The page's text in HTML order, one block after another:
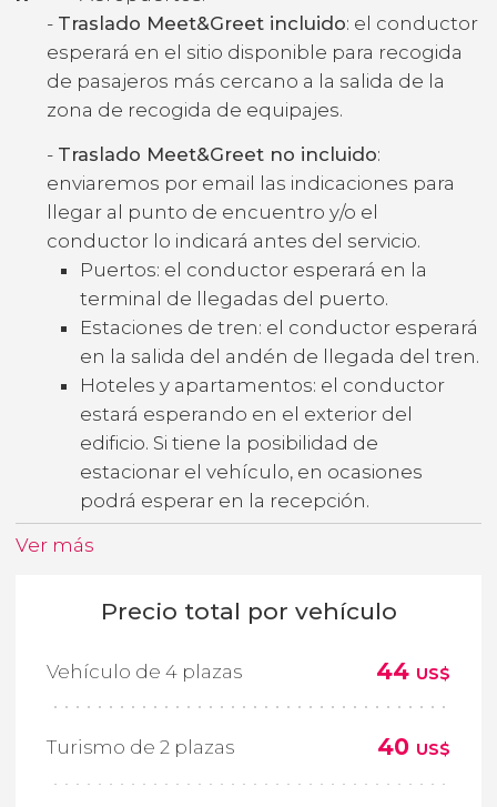
- Traslado Meet&Greet incluido: el conductor
esperará en el sitio disponible para recogida
de pasajeros más cercano a la salida de la
zona de recogida de equipajes.
- Traslado Meet&Greet no incluido:
enviaremos por email las indicaciones para
llegar al punto de encuentro y/o el
conductor lo indicará antes del servicio.
Puertos: el conductor esperará en la
terminal de llegadas del puerto.
Estaciones de tren: el conductor esperará
en la salida del andén de llegada del tren.
Hoteles y apartamentos: el conductor
estará esperando en el exterior del
edificio. Si tiene la posibilidad de
estacionar el vehículo, en ocasiones
podrá esperar en la recepción.
Ver más
Precio total por vehículo
Vehículo de 4 plazas 44 US$
Turismo de 2 plazas 40 US$